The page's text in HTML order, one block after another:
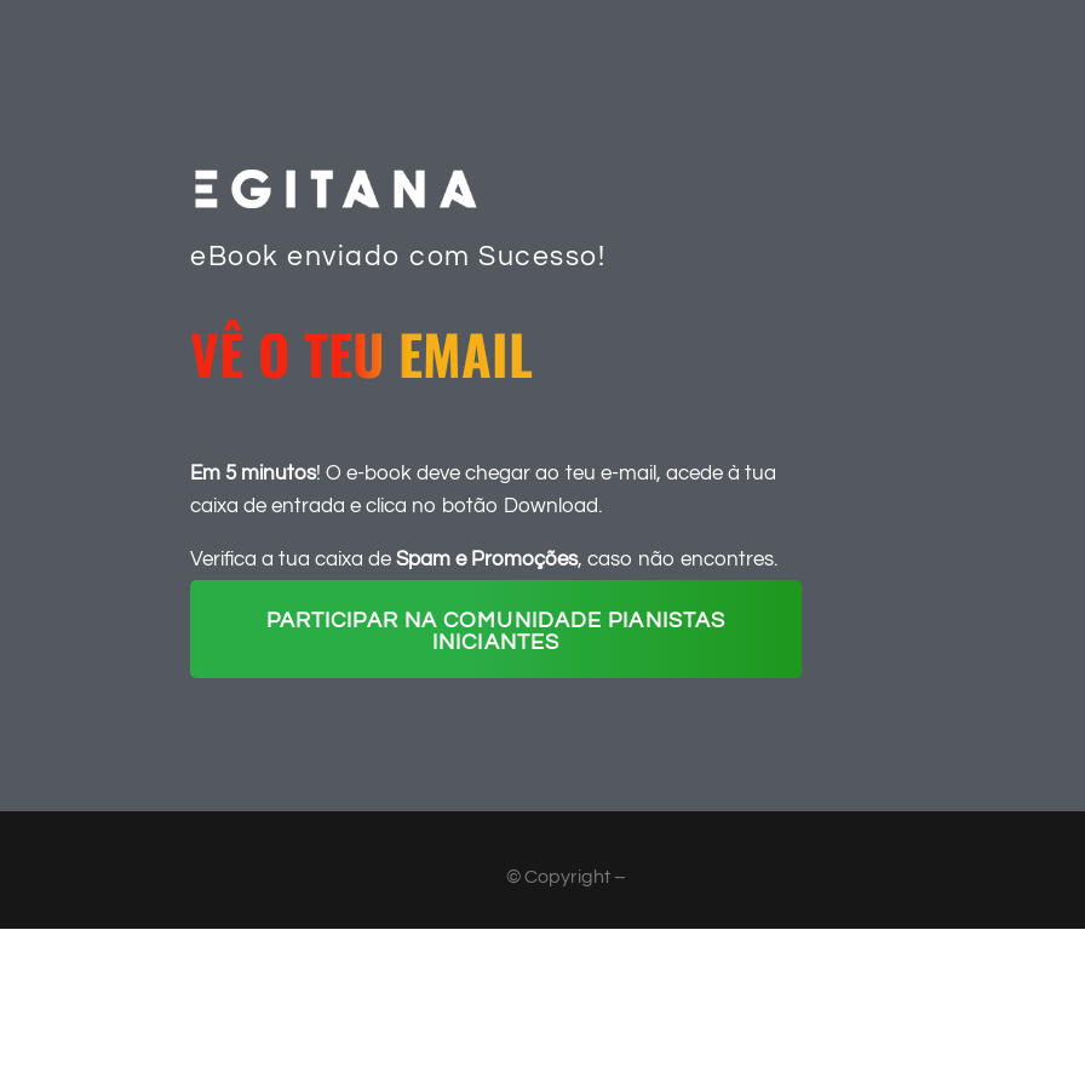
eBook enviado com Sucesso!
VÊ O TEU EMAIL
Em 5 minutos! O e-book deve chegar ao teu e-mail, acede à tua
caixa de entrada e clica no botão Download.
Verifica a tua caixa de Spam e Promoções, caso não encontres.
PARTICIPAR NA COMUNIDADE PIANISTAS
INICIANTES
© Copyright –